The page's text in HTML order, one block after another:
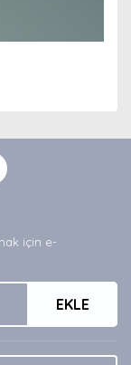
için e-
EKLE